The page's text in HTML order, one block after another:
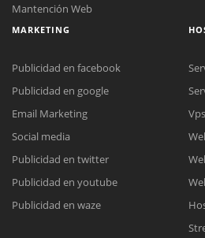
Reunión
Meet para la
Chat
Todos nuestros ejecutivos están fuera
Mantención Web
MARKETING
Publicidad en facebook
Publicidad en google
Email Marketing
Social media
Publicidad en twitter
Publicidad en youtube
Publicidad en waze
Vps